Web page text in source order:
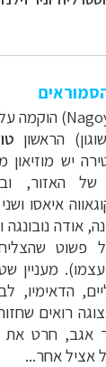
הראשון
הטירה יש
של האזור,
איאסו
נובונגה
פשוט
מעניין
הדאימיו,
רואים
אגב, חרט את
אציל אחר...